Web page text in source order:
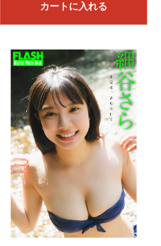
カートに入れる